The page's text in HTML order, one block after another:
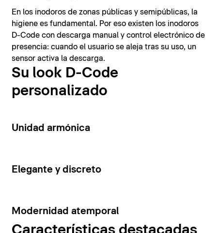
En los inodoros de zonas públicas y semipúblicas, la
higiene es fundamental. Por eso existen los inodoros
D-Code con descarga manual y control electrónico de
presencia: cuando el usuario se aleja tras su uso, un
sensor activa la descarga.
Su look D-Code
personalizado
14
Unidad armónica
15
Elegante y discreto
10
Modernidad atemporal